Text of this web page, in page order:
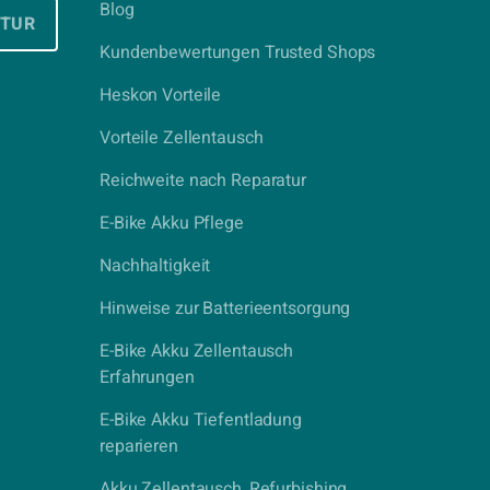
Blog
Kundenbewertungen Trusted Shops
Heskon Vorteile
Vorteile Zellentausch
Reichweite nach Reparatur
E-Bike Akku Pflege
Nachhaltigkeit
Hinweise zur Batterieentsorgung
E-Bike Akku Zellentausch
Erfahrungen
E-Bike Akku Tiefentladung
reparieren